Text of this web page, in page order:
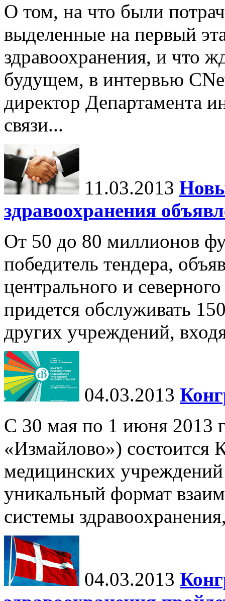
О том, на что были
выделенные на первый
здравоохранения, и что
будущем, в интервью
директор Департамента
связи...
11.03.2013
здравоохранения
От 50 до 80 миллионов
победитель тендера,
центрального и
придется обслуживать
других учреждений,
04.03.2013
С 30 мая по 1 июня 2013
«Измайлово») состоится
медицинских
уникальный формат
системы
04.03.2013